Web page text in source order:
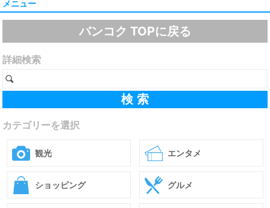
メニュー
バンコク TOPに戻る
詳細検索
カテゴリーを選択
観光 エンタメ
ショッピング グルメ